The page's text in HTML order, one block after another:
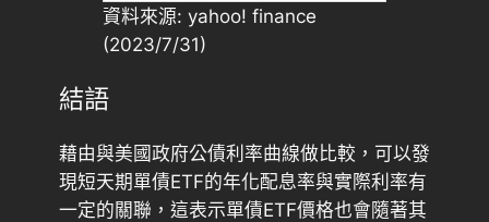
資料來源: yahoo! finance
(2023/7/31)
結語
藉由與美國政府公債利率曲線做比較，可以發
現短天期單債ETF的年化配息率與實際利率有
一定的關聯，這表示單債ETF價格也會隨著其